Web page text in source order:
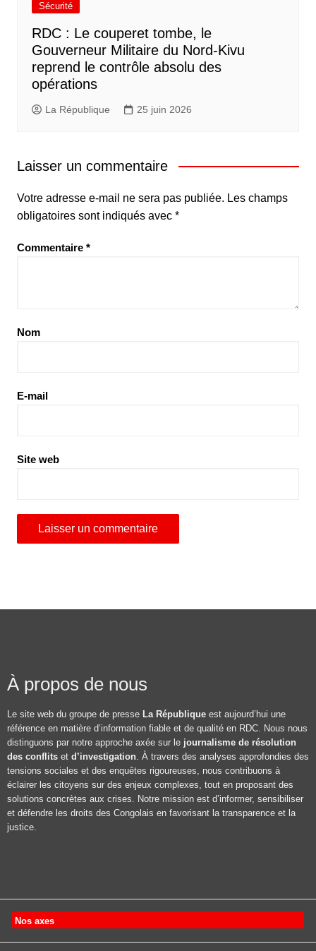
Sécurité
RDC : Le couperet tombe, le
Gouverneur Militaire du Nord-Kivu
reprend le contrôle absolu des
opérations
La République 25 juin 2026
Laisser un commentaire
Votre adresse e-mail ne sera pas publiée. Les champs
obligatoires sont indiqués avec *
Commentaire *
Nom
E-mail
Site web
À propos de nous
Le site web du groupe de presse La République est aujourd’hui une
référence en matière d’information fiable et de qualité en RDC. Nous nous
distinguons par notre approche axée sur le journalisme de résolution
des conflits et d’investigation. À travers des analyses approfondies des
tensions sociales et des enquêtes rigoureuses, nous contribuons à
éclairer les citoyens sur des enjeux complexes, tout en proposant des
solutions concrètes aux crises. Notre mission est d’informer, sensibiliser
et défendre les droits des Congolais en favorisant la transparence et la
justice.
Nos axes